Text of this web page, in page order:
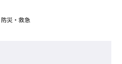
防災・救急